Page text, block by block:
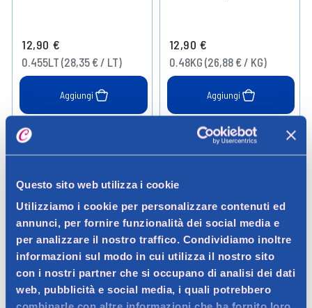
Questo sito web utilizza i cookie
Utilizziamo i cookie per personalizzare contenuti ed
annunci, per fornire funzionalità dei social media e
per analizzare il nostro traffico. Condividiamo inoltre
informazioni sul modo in cui utilizza il nostro sito
con i nostri partner che si occupano di analisi dei dati
web, pubblicità e social media, i quali potrebbero
12,90 €
0.455LT (28,35 € / LT)
Aggiungi
Help
Verifica disp. in negozio
12,90 €
0.48KG (26,88 € / KG)
Aggiungi
Verifica disp. in negozio